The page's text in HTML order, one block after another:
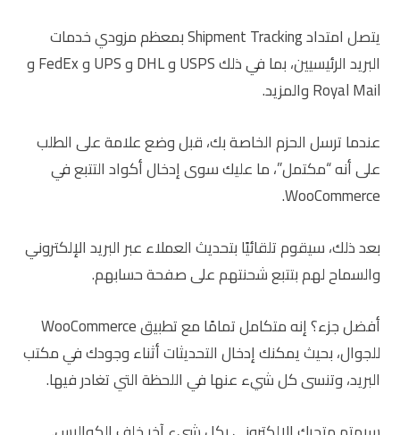
يتصل امتداد Shipment Tracking بمعظم مزودي خدمات
البريد الرئيسيين، بما في ذلك USPS و DHL و UPS و FedEx و
Royal Mail والمزيد.
عندما ترسل الحزم الخاصة بك، قبل وضع علامة على الطلب
على أنه “مكتمل”، ما عليك سوى إدخال أكواد التتبع في
WooCommerce.
بعد ذلك، سيقوم تلقائيًا بتحديث العملاء عبر البريد الإلكتروني
والسماح لهم بتتبع شحنتهم على صفحة حسابهم.
أفضل جزء؟ إنه متكامل تمامًا مع تطبيق WooCommerce
للجوال، بحيث يمكنك إدخال التحديثات أثناء وجودك في مكتب
البريد، وتنسى كل شيء عنها في اللحظة التي تغادر فيها.